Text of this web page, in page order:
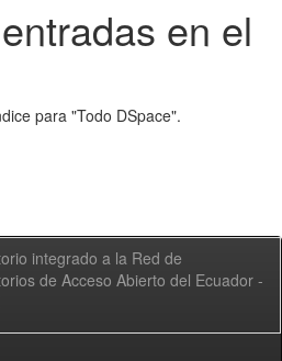
en el
para "Todo DSpace".
integrado a la Red de
de Acceso Abierto del Ecuador -